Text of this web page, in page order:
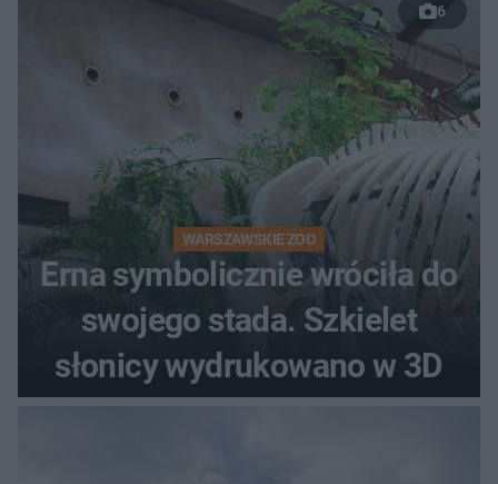
6
WARSZAWSKIE ZOO
Erna symbolicznie wróciła do
swojego stada. Szkielet
słonicy wydrukowano w 3D